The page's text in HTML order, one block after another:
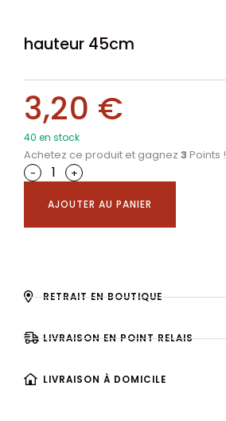
hauteur 45cm
3,20 €
40 en stock
Achetez ce produit et gagnez 3 Points !
-
+
AJOUTER AU PANIER
RETRAIT EN BOUTIQUE
LIVRAISON EN POINT RELAIS
LIVRAISON À DOMICILE